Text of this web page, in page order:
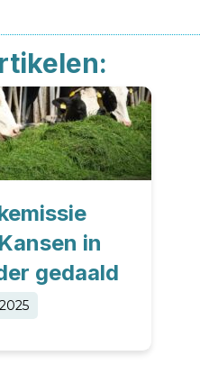
in
gedaald